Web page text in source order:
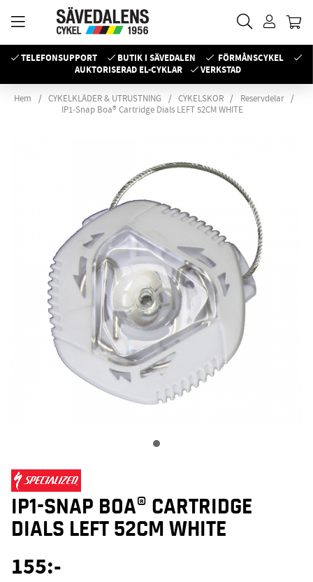
TELEFONSUPPORT BUTIK I SÄVEDALEN
FÖRMÅNSCYKEL
AUKTORISERAD EL-CYKLAR
VERKSTAD
Hem CYKELKLÄDER & UTRUSTNING CYKELSKOR
Reservdelar
IP1-Snap Boa® Cartridge Dials LEFT 52CM WHITE
IP1-SNAP BOA® CARTRIDGE
DIALS LEFT 52CM WHITE
155:-